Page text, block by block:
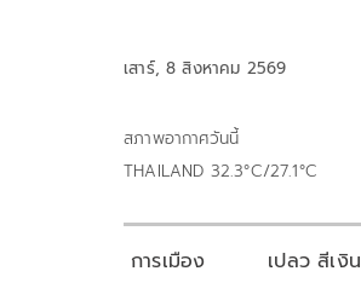
เสาร์, 8 สิงหาคม 2569
สภาพอากาศวันนี้
THAILAND 32.3°C/27.1°C
การเมือง เปลว สีเงิน